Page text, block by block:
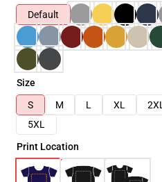
Default
Size
S
M L XL 2XL
5XL
Print Location